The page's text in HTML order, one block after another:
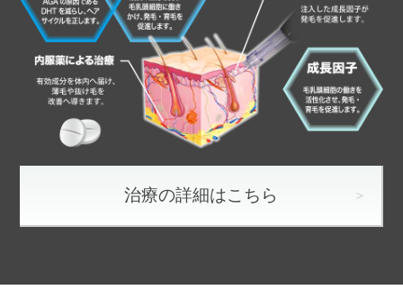
治療の詳細はこちら